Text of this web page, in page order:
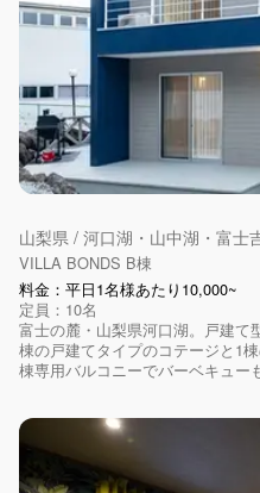
山梨県 / 河口湖・山中湖・富士
VILLA BONDS B棟
料金：平日1名様あたり10,000~
定員：10名
富士の麓・山梨県河口湖。戸建て
棟の戸建てタイプのコテージと1
棟専用バルコニーでバーベキュー